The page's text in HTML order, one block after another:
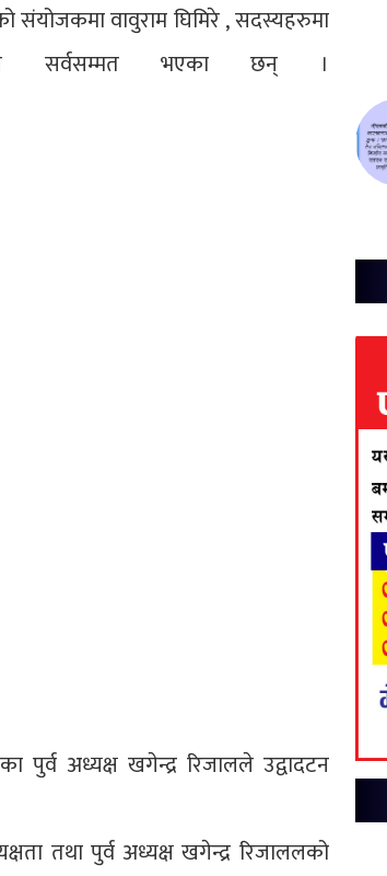
संयोजकमा वावुराम घिमिरे , सदस्यहरुमा
सर्वसम्मत भएका छन् ।
अध्यक्ष खगेन्द्र रिजालले उद्वादटन
तथा पुर्व अध्यक्ष खगेन्द्र रिजाललको